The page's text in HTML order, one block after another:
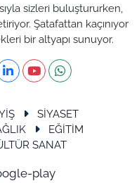
sizleri buluştururken,
Şatafattan kaçınıyor
bir altyapı sunuyor.
SİYASET
EĞİTİM
SANAT